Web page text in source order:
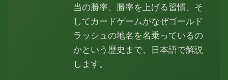
当の勝率、勝率を上げる習慣、そ
してカードゲームがなぜゴールド
ラッシュの地名を名乗っているの
かという歴史まで、日本語で解説
します。